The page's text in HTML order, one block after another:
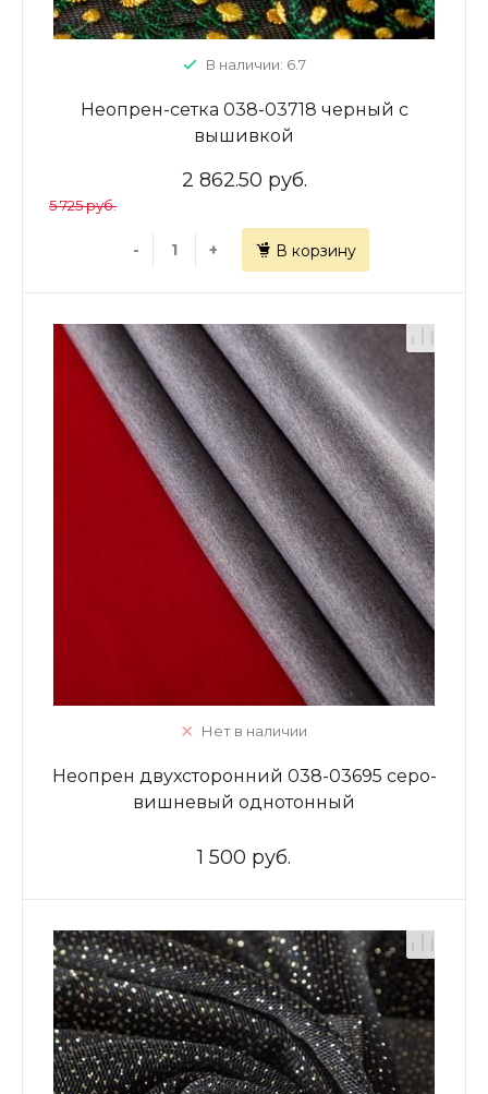
В наличии: 6.7
Неопрен-сетка 038-03718 черный с
вышивкой
2 862.50 руб.
5 725 руб.
- + В корзину
Нет в наличии
Неопрен двухсторонний 038-03695 серо-
вишневый однотонный
1 500 руб.